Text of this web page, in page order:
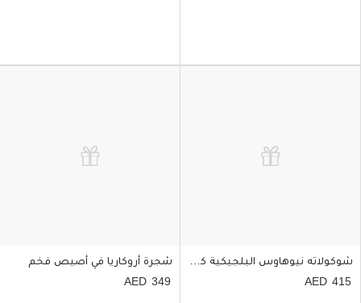
شوكولاته نيوهاوس البلجيكية كوليكشن الكريسماس بوكس 42 قطعة
415
شجرة أروكاريا في أصيص فخم
349